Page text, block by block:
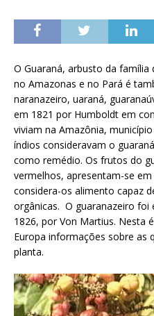
O Guaraná, arbusto da
no Amazonas e no Pará é
naranazeiro, uaraná,
em 1821 por Humboldt em
viviam na Amazônia,
índios consideravam o
como remédio. Os frutos do
vermelhos, apresentam-se
considera-os alimento capaz
orgânicas. O guaranazeiro foi
1826, por Von Martius. Nesta
Europa informações sobre as
planta.